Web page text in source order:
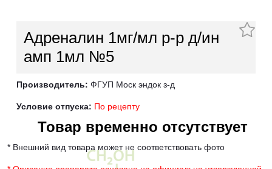
Адреналин 1мг/мл р-р д/ин
амп 1мл №5
Производитель: ФГУП Моск эндок з-д
Условие отпуска: По рецепту
Товар временно отсутствует
* Внешний вид товара может не соответствовать фото